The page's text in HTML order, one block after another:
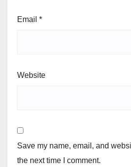
Email *
Website
Save my name, email, and
the next time I comment.